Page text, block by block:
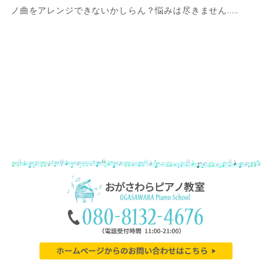
ノ曲をアレンジできないかしらん？悩みは尽きません.....